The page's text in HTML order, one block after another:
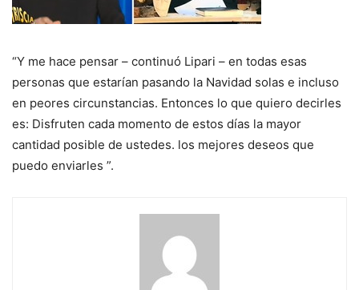
“Y me hace pensar – continuó Lipari – en todas esas
personas que estarían pasando la Navidad solas e incluso
en peores circunstancias. Entonces lo que quiero decirles
es: Disfruten cada momento de estos días la mayor
cantidad posible de ustedes. los mejores deseos que
puedo enviarles ”.